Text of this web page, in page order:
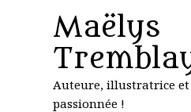
Maëlys
Auteure, illustratrice et
passionnée !